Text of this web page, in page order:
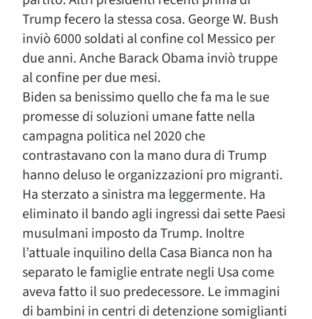
Trump fecero la stessa cosa. George W. Bush
inviò 6000 soldati al confine col Messico per
due anni. Anche Barack Obama inviò truppe
al confine per due mesi.
Biden sa benissimo quello che fa ma le sue
promesse di soluzioni umane fatte nella
campagna politica nel 2020 che
contrastavano con la mano dura di Trump
hanno deluso le organizzazioni pro migranti.
Ha sterzato a sinistra ma leggermente. Ha
eliminato il bando agli ingressi dai sette Paesi
musulmani imposto da Trump. Inoltre
l’attuale inquilino della Casa Bianca non ha
separato le famiglie entrate negli Usa come
aveva fatto il suo predecessore. Le immagini
di bambini in centri di detenzione somiglianti